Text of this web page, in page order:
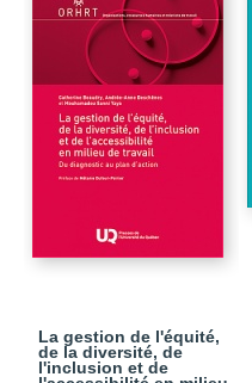
La gestion de l'équité,
de la diversité, de
l'inclusion et de